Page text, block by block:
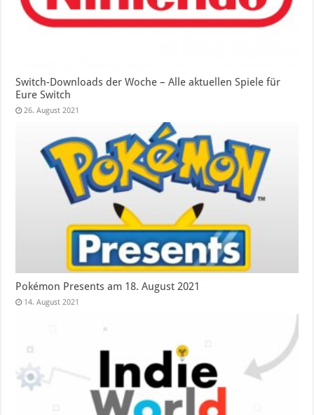
Switch-Downloads der Woche – Alle aktuellen Spiele für
Eure Switch
26. August 2021
Pokémon Presents am 18. August 2021
14. August 2021